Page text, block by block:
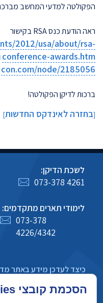
הפקולטה למדעי המחשב
ראה הודעת כנס RSA בקישור
2012/usa/about/rsa-
conference-awards.htm
con.com/node/2185056
ברכות לדיקן הפקולטה!
[בחזרה לאינדקס החדשות]
לשכת הדיקן:
073-378 4261
לימודי תארים מתקדמים:
073-378
4226/4342
כיצד לעדכן מידע באתר
הסכמת קובצי Cookies